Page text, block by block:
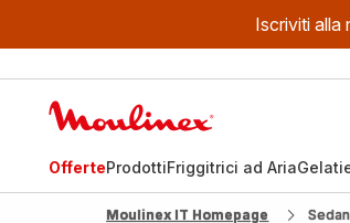
Iscriviti alla
OfferteProdottiFriggitrici ad Aria
Moulinex IT Homepage